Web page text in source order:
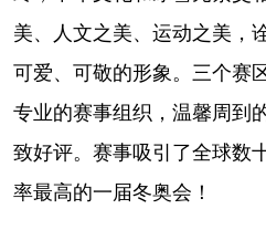
美、人文之美、运动之美，
可爱、可敬的形象。三个赛
专业的赛事组织，温馨周到
致好评。赛事吸引了全球数
率最高的一届冬奥会！